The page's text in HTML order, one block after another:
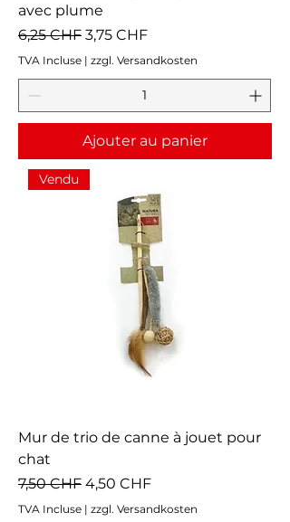
avec plume
Prix original
6,25 CHF Prix promotionnel
3,75 CHF
TVA Incluse | zzgl. Versandkosten
Ajouter au panier
Vendu
Mur de trio de canne à jouet pour
chat
Prix original
7,50 CHF Prix promotionnel
4,50 CHF
TVA Incluse | zzgl. Versandkosten